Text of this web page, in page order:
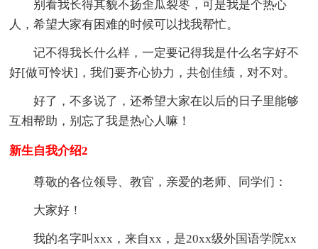
别看我长得其貌不扬歪瓜裂枣，可是我是个热心
人，希望大家有困难的时候可以找我帮忙。
记不得我长什么样，一定要记得我是什么名字好不
好[做可怜状]，我们要齐心协力，共创佳绩，对不对。
好了，不多说了，还希望大家在以后的日子里能够
互相帮助，别忘了我是热心人嘛！
新生自我介绍2
尊敬的各位领导、教官，亲爱的老师、同学们：
大家好！
我的名字叫xxx，来自xx，是20xx级外国语学院xx